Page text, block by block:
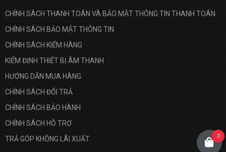
CHÍNH SÁCH THANH TOÁN VÀ BẢO MẬT THÔNG TIN THANH TOÁN
CHÍNH SÁCH BẢO MẬT THÔNG TIN
CHÍNH SÁCH KIỂM HÀNG
KIỂM ĐỊNH THIẾT BỊ ÂM THANH
HƯỚNG DẪN MUA HÀNG
CHÍNH SÁCH ĐỔI TRẢ
CHÍNH SÁCH BẢO HÀNH
CHÍNH SÁCH HỖ TRỢ
TRẢ GÓP KHÔNG LÃI XUẤT
0